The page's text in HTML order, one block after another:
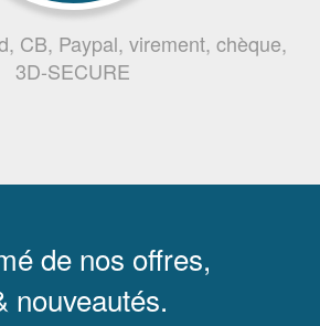
CB, Paypal, virement, chèque,
3D-SECURE
de nos offres,
nouveautés.